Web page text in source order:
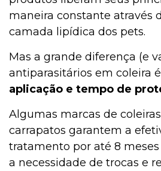
maneira constante através
camada lipídica dos pets.
Mas a grande diferença (e
antiparasitários em coleira
aplicação e tempo de
Algumas marcas de
carrapatos garantem a
tratamento por até 8
a necessidade de trocas e